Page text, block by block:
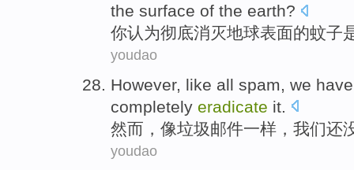
the surface of the earth?
你认为彻底消灭地球表面的蚊子
youdao
However, like all spam we
completely eradicate it
然而 ， 像垃圾邮件一样， 我们还
youdao